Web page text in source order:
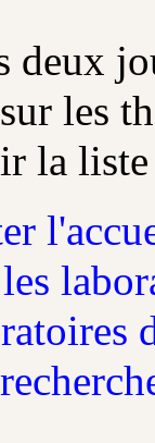
deux
les
la